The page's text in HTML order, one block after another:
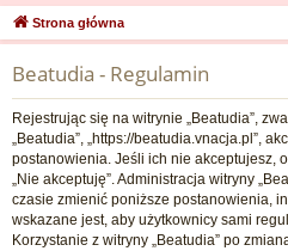
ce
j
…
a tk
o
w
ni
cy
Strona główna
Beatudia - Regulamin
Rejestrując się na witrynie „Beatudia”,
„Beatudia”, „https://beatudia.vnacja.pl”,
postanowienia. Jeśli ich nie akceptujesz,
„Nie akceptuję”. Administracja witryny
czasie zmienić poniższe postanowienia,
wskazane jest, aby użytkownicy sami
Korzystanie z witryny „Beatudia” po